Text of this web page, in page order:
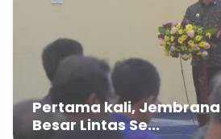
Pertama kali,
Besar Lintas Se...